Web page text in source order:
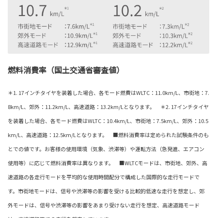
燃料消費率（国土交通省審査値）
＊1. 17インチタイヤを装着した場合、各モード燃費はWLTC：11.0km/L、市街地：7.
8km/L、郊外：11.2km/L、高速道路：13.2km/Lとなります。 ＊2. 17インチタイヤ
を装着した場合、各モード燃費はWLTC：10.4km/L、市街地：7.5km/L、郊外：10.5
km/L、高速道路：12.5km/Lとなります。 ■燃料消費率は定められた試験条件のも
とでの値です。お客様の使用環境（気象、渋滞等）や運転方法（急発進、エアコン
使用等）に応じて燃料消費率は異なります。 ■WLTCモードは、市街地、郊外、高
速道路の各走行モードを平均的な使用時間配分で構成した国際的な走行モードで
す。市街地モードは、信号や渋滞等の影響を受ける比較的低速な走行を想定し、郊
外モードは、信号や渋滞等の影響をあまり受けない走行を想定、高速道路モード